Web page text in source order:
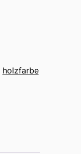
holzfarbe